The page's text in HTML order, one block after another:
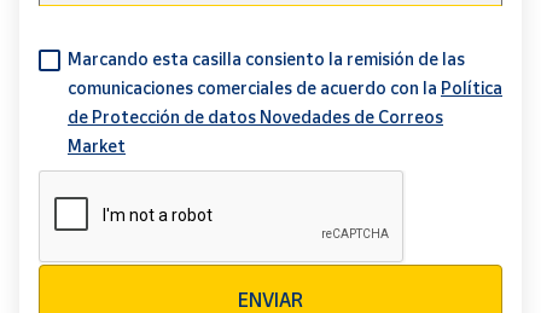
Marcando esta casilla consiento la remisión de las
comunicaciones comerciales de acuerdo con la Política
de Protección de datos Novedades de Correos
Market
ENVIAR